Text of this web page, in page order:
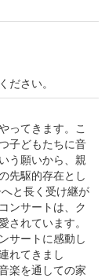
ださい。
ってきます。こ
子どもたちに音
う願いから、親
先駆的存在とし
と長く受け継が
ンサートは、ク
されています。
サートに感動し
れてきまし
楽を通しての家